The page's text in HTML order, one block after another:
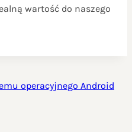
wartość do naszego
operacyjnego Android